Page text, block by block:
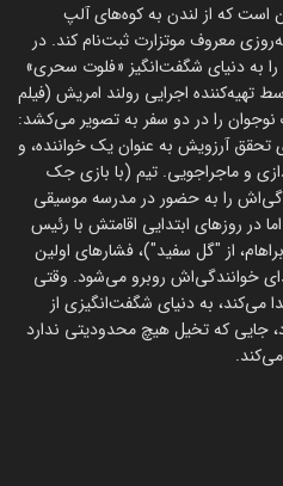
است که از لندن به کوه‌های آلپ
معروف موتزارت ثبت‌نام کند. در
به دنیای شگفت‌انگیز «فلوت سحری»
اجرایی رولند امریش (فیلم
را در دو سفر به تصویر می‌کشد:
تحقق آرزویش به عنوان یک خواننده، و
و ماجراجویی. تیم (با بازی جک
را به حضور در مدرسه موسیقی
در روزهای ابتدایی اقامتش با رئیس
از "گل سفید")، فشارهای اولین
خوانندگی‌اش روبرو می‌شود. وقتی
می‌کند، به دنیای شگفت‌انگیزی از
جایی که تخیل هیچ محدودیتی ندارد